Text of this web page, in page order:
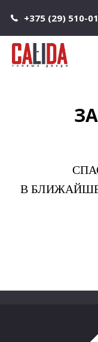
+375 (29) 510-
В